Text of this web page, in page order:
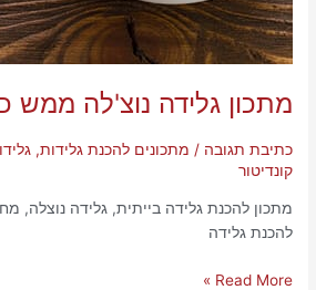
מתכון גלידה נוצ'לה ממש
כתיבת תגובה / מתכונים להכנת גלידות,
קונדיטור
מתכון להכנת גלידה בייתית, גלידה נוצלה,
להכנת גלידה
Read More »